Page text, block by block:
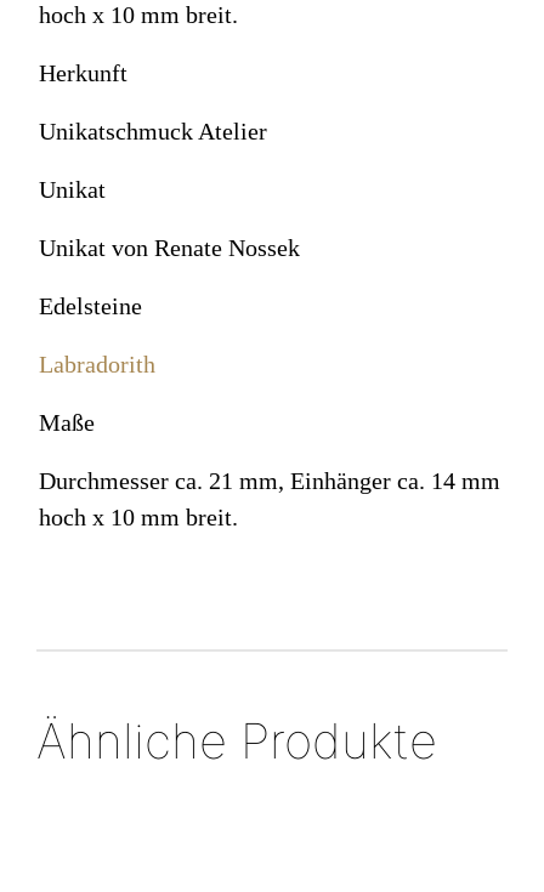
hoch x 10 mm breit.
Herkunft
Unikatschmuck Atelier
Unikat
Unikat von Renate Nossek
Edelsteine
Labradorith
Maße
Durchmesser ca. 21 mm, Einhänger ca. 14 mm
hoch x 10 mm breit.
Ähnliche Produkte